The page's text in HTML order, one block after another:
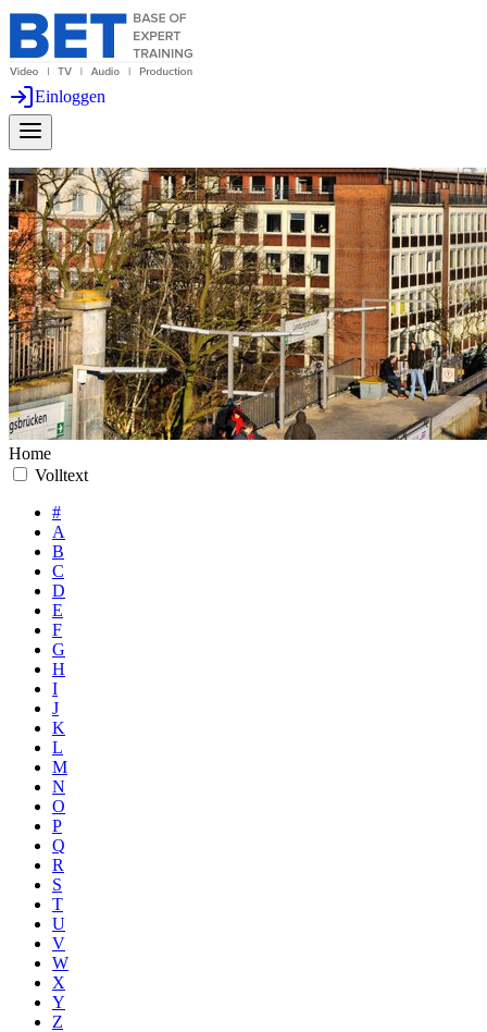
Einloggen
Home
Volltext
#
A
B
C
D
E
F
G
H
I
J
K
L
M
N
O
P
Q
R
S
T
U
V
W
X
Y
Z